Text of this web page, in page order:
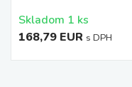
Skladom 1 ks
168,79 EUR s DPH